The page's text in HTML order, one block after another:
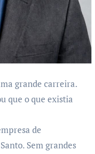
que o que existia
de
Sem grandes